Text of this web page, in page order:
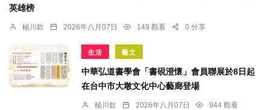
英雄榜
楊川欽 2026年八月07日 149 觀看 0 分享
生活 藝文
中華弘道書學會「書硯澄懷」會員聯展於8日起
在台中市大墩文化中心藝廊登場
楊川欽 2026年八月07日
944 觀看